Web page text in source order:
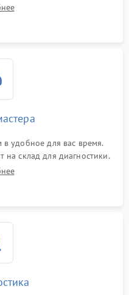
в удобное для вас время.
на склад для диагностики.